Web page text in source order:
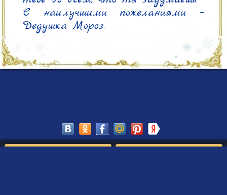
С наилучшими пожеланиями –
Дедушка Мороз.